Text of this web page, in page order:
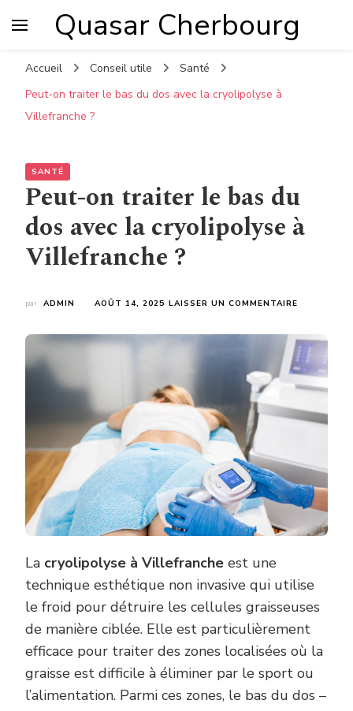
Quasar Cherbourg
Accueil Conseil utile
Santé
Peut-on traiter le bas du dos avec la cryolipolyse à
Villefranche ?
SANTÉ
Peut-on traiter le bas du
dos avec la cryolipolyse à
Villefranche ?
par ADMIN AOÛT 14, 2025 LAISSER UN COMMENTAIRE
TRAITER
LE
BAS
DU
AVEC
?
La cryolipolyse à Villefranche est une
technique esthétique non invasive qui utilise
le froid pour détruire les cellules graisseuses
de manière ciblée. Elle est particulièrement
efficace pour traiter des zones localisées où la
graisse est difficile à éliminer par le sport ou
l’alimentation. Parmi ces zones, le bas du dos –